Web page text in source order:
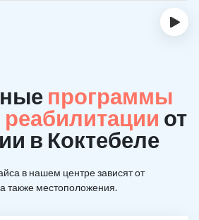
›
программы
от
в Коктебеле
в нашем центре зависят от
также местоположения.